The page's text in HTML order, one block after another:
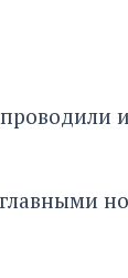
проводили